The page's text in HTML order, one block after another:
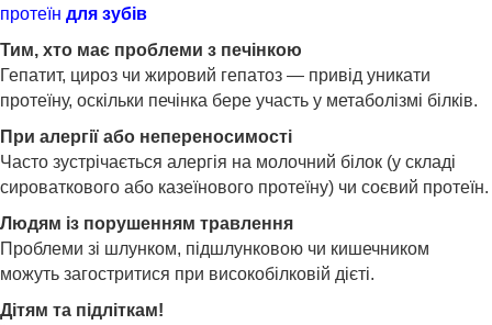
протеїн для зубів
Тим, хто має проблеми з печінкою
Гепатит, цироз чи жировий гепатоз — привід уникати
протеїну, оскільки печінка бере участь у метаболізмі білків.
При алергії або непереносимості
Часто зустрічається алергія на молочний білок (у складі
сироваткового або казеїнового протеїну) чи соєвий протеїн.
Людям із порушенням травлення
Проблеми зі шлунком, підшлунковою чи кишечником
можуть загостритися при високобілковій дієті.
Дітям та підліткам!